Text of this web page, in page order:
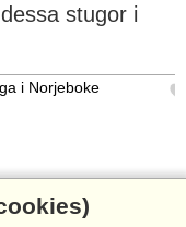
stugor i
57501